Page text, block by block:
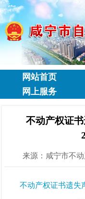
网站首页
网上服务
不动产权证
来源：咸宁市不
不动产权证书遗失